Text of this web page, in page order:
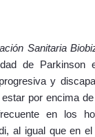
Sanitaria
de Parkinson
y
por encima
en los
al igual que en